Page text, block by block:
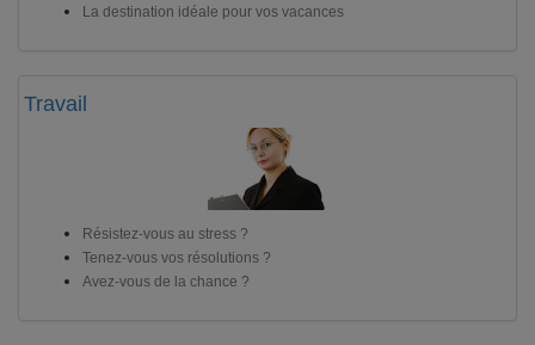
La destination idéale pour vos vacances
Travail
Résistez-vous au stress ?
Tenez-vous vos résolutions ?
Avez-vous de la chance ?